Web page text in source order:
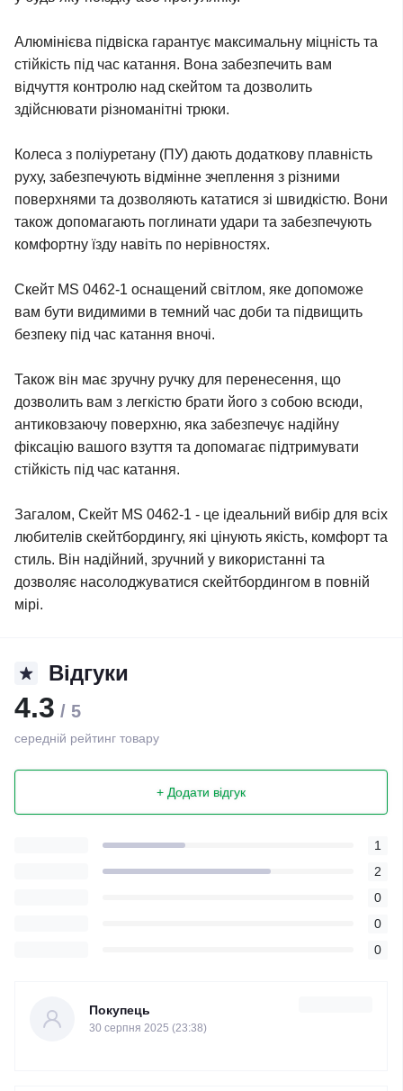
Алюмінієва підвіска гарантує максимальну міцність та
стійкість під час катання. Вона забезпечить вам
відчуття контролю над скейтом та дозволить
здійснювати різноманітні трюки.
Колеса з поліуретану (ПУ) дають додаткову плавність
руху, забезпечують відмінне зчеплення з різними
поверхнями та дозволяють кататися зі швидкістю. Вони
також допомагають поглинати удари та забезпечують
комфортну їзду навіть по нерівностях.
Скейт MS 0462-1 оснащений світлом, яке допоможе
вам бути видимими в темний час доби та підвищить
безпеку під час катання вночі.
Також він має зручну ручку для перенесення, що
дозволить вам з легкістю брати його з собою всюди,
антиковзаючу поверхню, яка забезпечує надійну
фіксацію вашого взуття та допомагає підтримувати
стійкість під час катання.
Загалом, Скейт MS 0462-1 - це ідеальний вибір для всіх
любителів скейтбордингу, які цінують якість, комфорт та
стиль. Він надійний, зручний у використанні та
дозволяє насолоджуватися скейтбордингом в повній
мірі.
Відгуки
4.3 / 5
середній рейтинг товару
+ Додати відгук
1
2
0
0
0
Покупець
30 серпня 2025 (23:38)